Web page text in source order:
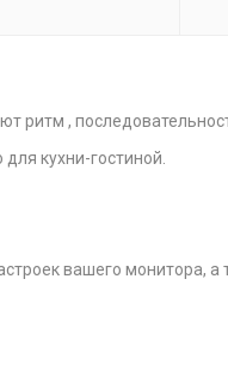
ритм ,
кухни-гостиной.
вашего монитора,